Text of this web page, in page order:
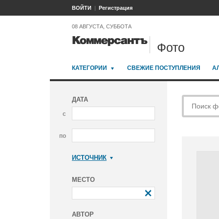
ВОЙТИ Регистрация
08 АВГУСТА, СУББОТА
Фото
КАТЕГОРИИ СВЕЖИЕ ПОСТУПЛЕНИЯ
ДАТА
с
по
ИСТОЧНИК
МЕСТО
АВТОР